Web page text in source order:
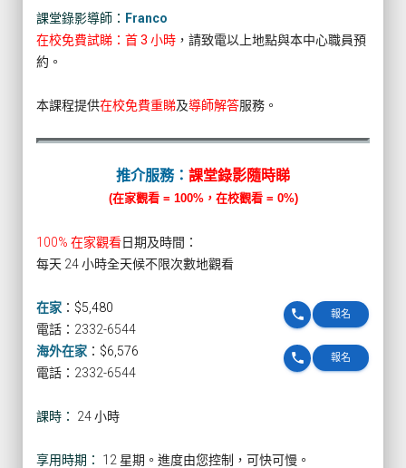
課堂錄影導師： Franco
在校免費試睇：首 3 小時 ，請致電以上地點與本中心職員預
約。
本課程提供在校免費重睇及導師解答服務。
推介服務： 課堂錄影隨時睇
(在家觀看 = 100%，在校觀看 = 0%)
100% 在家觀看日期及時間：
每天 24 小時全天候不限次數地觀看
在家 ： $5,480 報名
phone
電話：2332-6544
海外在家 ： $6,576 報名
phone
電話：2332-6544
課時： 24 小時
享用時期： 12 星期。進度由您控制，可快可慢。